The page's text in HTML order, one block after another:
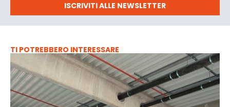
ISCRIVITI ALLE NEWSLETTER
TI POTREBBERO INTERESSARE